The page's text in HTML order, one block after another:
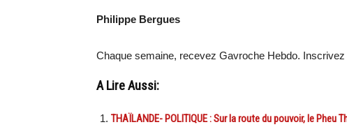
Philippe Bergues
Chaque semaine, recevez Gavroche Hebdo.
A Lire Aussi:
THAÏLANDE- POLITIQUE : Sur la route du pouvoir, le